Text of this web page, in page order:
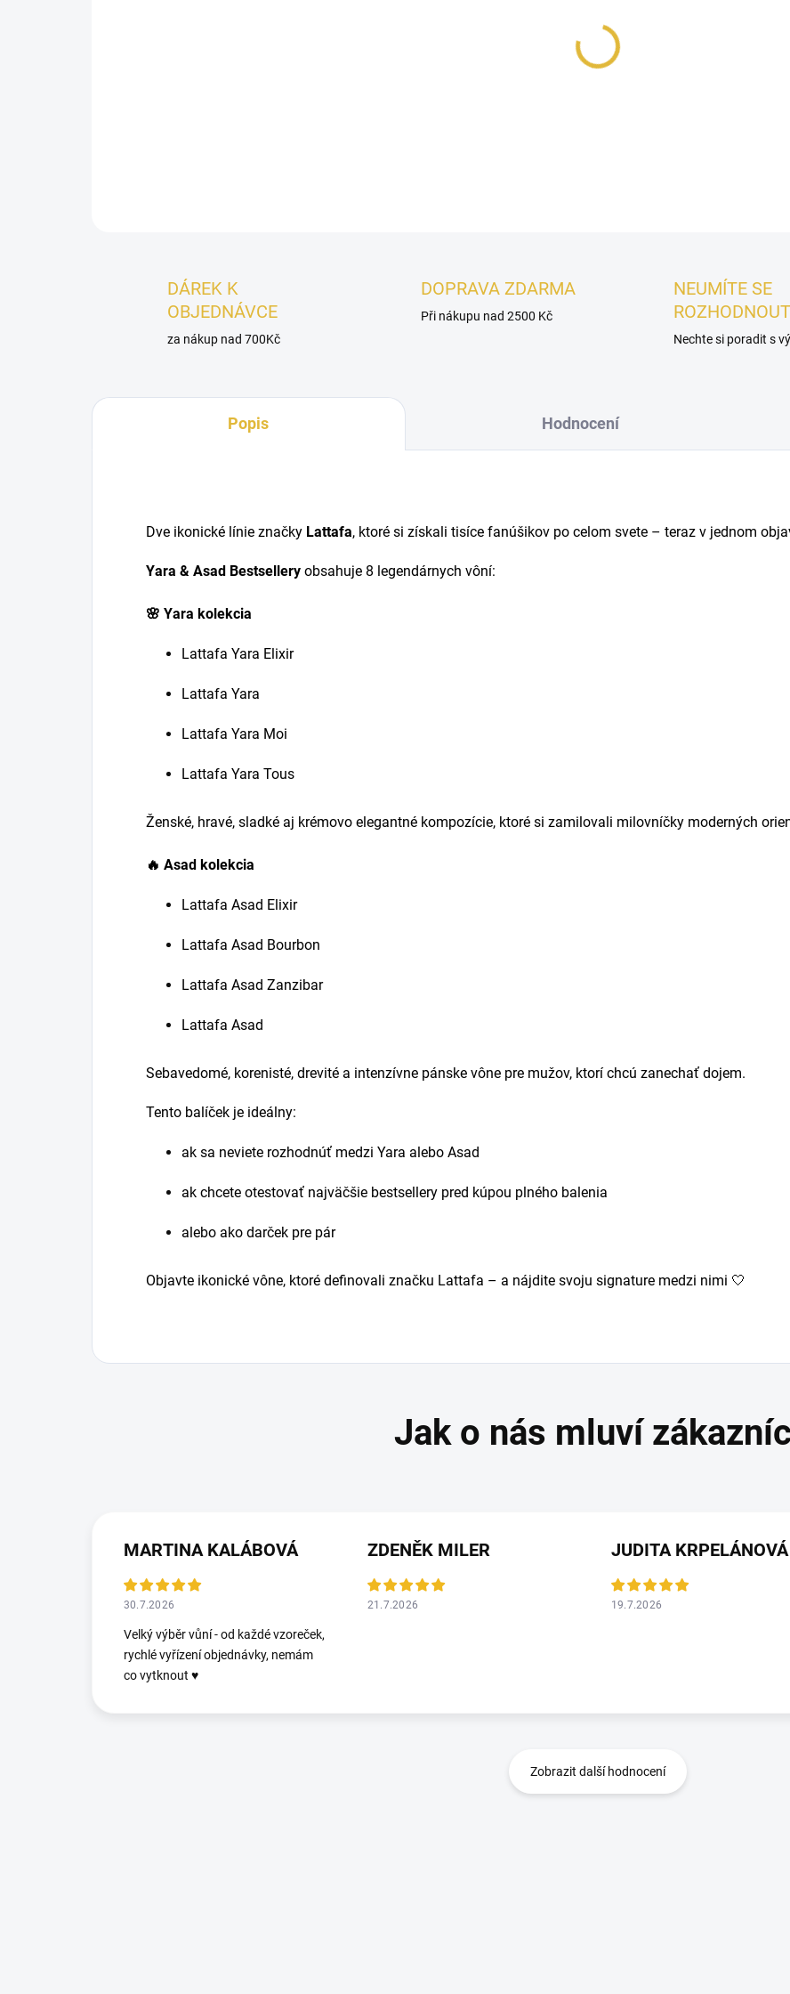
DÁREK K
OBJEDNÁVCE
za nákup nad 700Kč
DOPRAVA ZDARMA
Při nákupu nad 2500 Kč
NEUMÍTE SE
Nechte si poradit s
Popis Hodnocení
Dve ikonické línie značky Lattafa, ktoré si získali tisíce fanúšikov po celom svete – teraz v jednom
Yara & Asad Bestsellery obsahuje 8 legendárnych vôní:
🌸 Yara kolekcia
Lattafa Yara Elixir
Lattafa Yara
Lattafa Yara Moi
Lattafa Yara Tous
Ženské, hravé, sladké aj krémovo elegantné kompozície, ktoré si zamilovali milovníčky moderných
🔥 Asad kolekcia
Lattafa Asad Elixir
Lattafa Asad Bourbon
Lattafa Asad Zanzibar
Lattafa Asad
Sebavedomé, korenisté, drevité a intenzívne pánske vône pre mužov, ktorí chcú zanechať dojem.
Tento balíček je ideálny:
ak sa neviete rozhodnúť medzi Yara alebo Asad
ak chcete otestovať najväčšie bestsellery pred kúpou plného balenia
alebo ako darček pre pár
Objavte ikonické vône, ktoré definovali značku Lattafa – a nájdite svoju signature medzi nimi 🤍
MARTINA KALÁBOVÁ
30.7.2026
Velký výběr vůní - od každé vzoreček,
rychlé vyřízení objednávky, nemám
co vytknout ♥️
ZDENĚK MILER
21.7.2026
JUDITA KRPELÁNOVÁ
19.7.2026
Zobrazit další hodnocení